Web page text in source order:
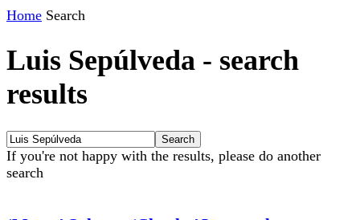
Home Search
Luis Sepúlveda - search
results
If you're not happy with the results, please do another
search